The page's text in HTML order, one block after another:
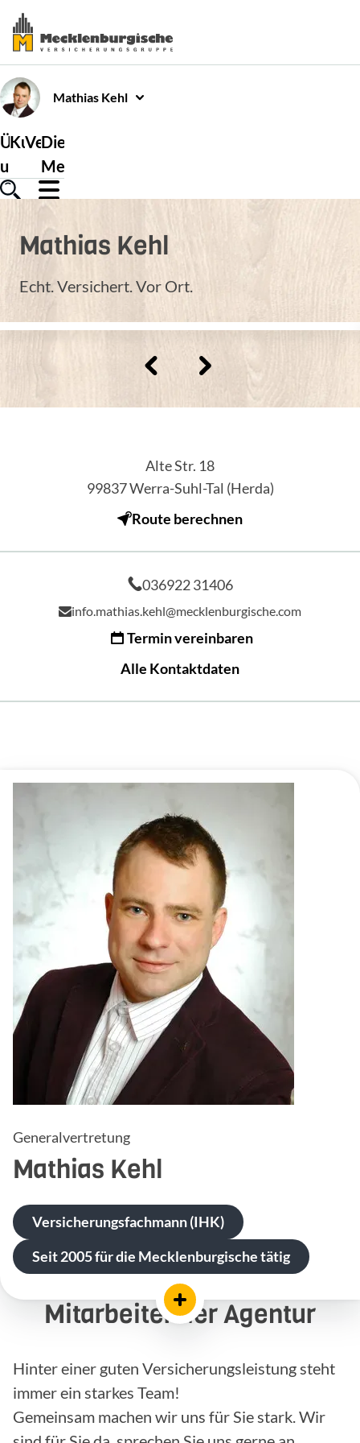
Mathias Kehl
Über
uns
Kundenservice
Versicherungen
Die
Mecklenburgische
Mathias Kehl
Echt. Versichert. Vor Ort.
Alte Str. 18
99837Werra-Suhl-Tal (Herda)
Route berechnen
036922 31406
info.mathias.kehl@mecklenburgische.com
Termin vereinbaren
Alle Kontaktdaten
Generalvertretung
Mathias Kehl
Versicherungsfachmann (IHK)
Seit 2005 für die Mecklenburgische tätig
Mitarbeiter der Agentur
Hinter einer guten Versicherungsleistung steht
immer ein starkes Team!
Gemeinsam machen wir uns für Sie stark. Wir